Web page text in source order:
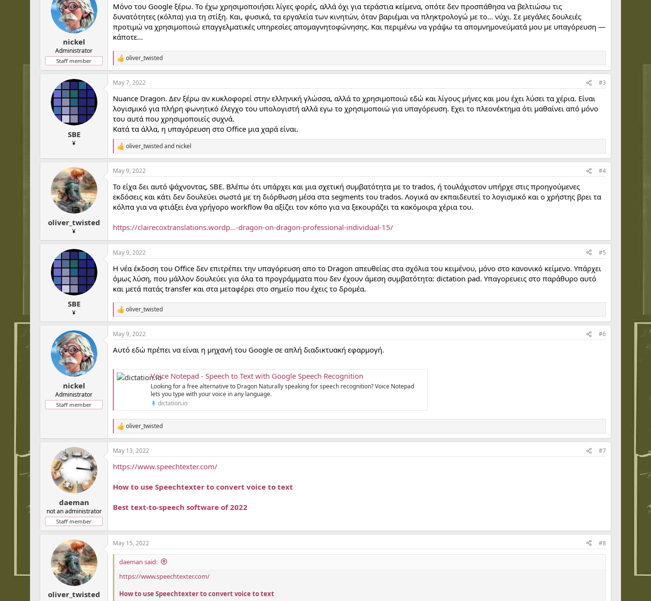
nickel
Administrator
Staff member
Μόνο του Google ξέρω. Το έχω χρησιμοποιήσει λίγες φορές, αλλά όχι για τεράστια κείμενα, οπότε δεν προσπάθησα να βελτιώσω τις
δυνατότητες (κόλπα) για τη στίξη. Και, φυσικά, τα εργαλεία των κινητών, όταν βαριέμαι να πληκτρολογώ με το... νύχι. Σε μεγάλες δουλειές
προτιμώ να χρησιμοποιώ επαγγελματικές υπηρεσίες απομαγνητοφώνησης. Και περιμένω να γράψω τα απομνημονεύματά μου με υπαγόρευση —
κάποτε...
R
e
a
c
i
o
s
:
oliver_twisted
SBE
¥
May 7, 2022 #3
Nuance Dragon. Δεν ξέρω αν κυκλοφορεί στην ελληνική γλώσσα, αλλά το χρησιμοποιώ εδώ και λίγους μήνες και μου έχει λύσει τα χέρια. Είναι
λογισμικό για πλήρη φωνητικό έλεγχο του υπολογιστή αλλά εγω το χρησιμοποιώ για υπαγόρευση. Εχει το πλεονέκτημα ότι μαθαίνει από μόνο
του αυτά που χρησιμοποιείς συχνά.
Κατά τα άλλα, η υπαγόρευση στο Office μια χαρά είναι.
R
e
a
c
i
o
n
s
oliver_twistedand nickel
oliver_twisted
¥
May 9, 2022 #4
To είχα δει αυτό ψάχνοντας, SBE. Βλέπω ότι υπάρχει και μια σχετική συμβατότητα με το trados, ή τουλάχιστον υπήρχε στις προηγούμενες
εκδόσεις και κάτι δεν δουλεύει σωστά με τη διόρθωση μέσα στα segments του trados. Λογικά αν εκπαιδευτεί το λογισμικό και ο χρήστης βρει τα
κόλπα για να φτιάξει ένα γρήγορο workflow θα αξίζει τον κόπο για να ξεκουράζει τα κακόμοιρα χέρια του.
https://clairecoxtranslations.wordp...-dragon-on-dragon-professional-individual-15/
SBE
¥
May 9, 2022 #5
Η νέα έκδοση του Office δεν επιτρέπει την υπαγόρευση απο το Dragon απευθείας στα σχόλια του κειμένου, μόνο στο κανονικό κείμενο. Υπάρχει
όμως λύση, που μάλλον δουλεύει για όλα τα προγράμματα που δεν έχουν άμεση συμβατότητα: dictation pad. Υπαγορευεις στο παράθυρο αυτό
και μετά πατάς transfer και στα μεταφέρει στο σημείο που έχεις το δρομέα.
R
e
a
c
i
s
:
oliver_twisted
nickel
Administrator
Staff member
May 9, 2022 #6
Αυτό εδώ πρέπει να είναι η μηχανή του Google σε απλή διαδικτυακή εφαρμογή.
Voice Notepad - Speech to Text with Google Speech Recognition
Looking for a free alternative to Dragon Naturally speaking for speech recognition? Voice Notepad
lets you type with your voice in any language.
dictation.io
R
e
a
c
i
n
s
oliver_twisted
daeman
not an administrator
Staff member
May 13, 2022 #7
https://www.speechtexter.com/
How to use Speechtexter to convert voice to text
Best text-to-speech software of 2022
oliver_twisted
May 15, 2022 #8
daeman said:
https://www.speechtexter.com/
How to use Speechtexter to convert voice to text